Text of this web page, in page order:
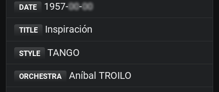
DATE 1957-00-00
TITLE Inspiración
STYLE TANGO
ORCHESTRA Aníbal TROILO